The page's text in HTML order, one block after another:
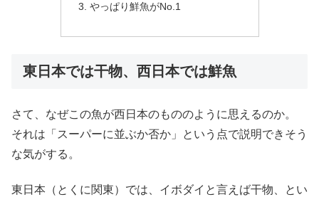
やっぱり鮮魚がNo.1
東日本では干物、西日本では鮮魚
さて、なぜこの魚が西日本のもののように思えるのか。
それは「スーパーに並ぶか否か」という点で説明できそう
な気がする。
東日本（とくに関東）では、イボダイと言えば干物、とい